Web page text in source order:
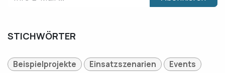
STICHWÖRTER
Beispielprojekte Einsatzszenarien
Events